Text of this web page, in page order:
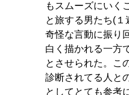
もスムーズにいく
と旅する男たち(１
奇怪な言動に振り
白く描かれる一方
とさせられた。こ
診断されてる人と
としてとても参考